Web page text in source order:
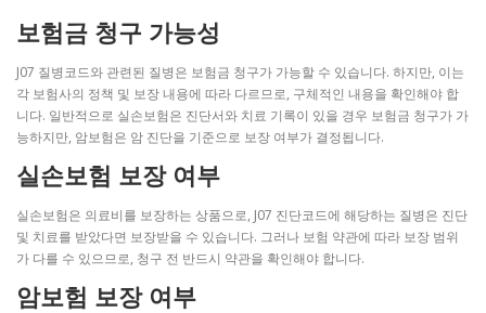
보험금 청구 가능성
J07 질병코드와 관련된 질병은 보험금 청구가 가능할 수 있습니다. 하지만, 이는
각 보험사의 정책 및 보장 내용에 따라 다르므로, 구체적인 내용을 확인해야 합
니다. 일반적으로 실손보험은 진단서와 치료 기록이 있을 경우 보험금 청구가 가
능하지만, 암보험은 암 진단을 기준으로 보장 여부가 결정됩니다.
실손보험 보장 여부
실손보험은 의료비를 보장하는 상품으로, J07 진단코드에 해당하는 질병은 진단
및 치료를 받았다면 보장받을 수 있습니다. 그러나 보험 약관에 따라 보장 범위
가 다를 수 있으므로, 청구 전 반드시 약관을 확인해야 합니다.
암보험 보장 여부